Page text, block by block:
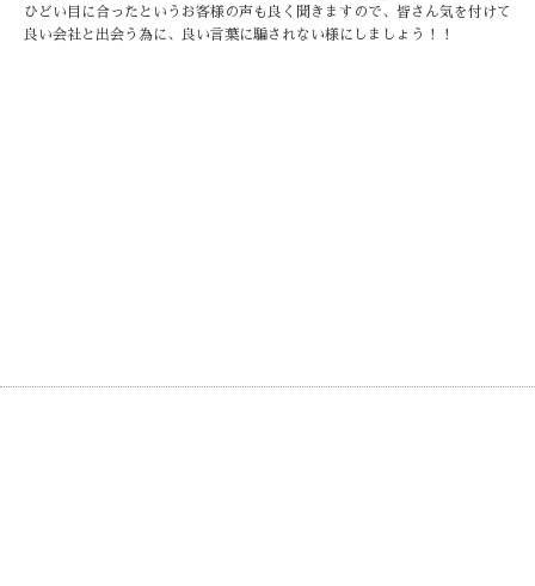
ひどい目に合ったというお客様の声も良く聞きますので、皆さん気を付けて
良い会社と出会う為に、良い言葉に騙されない様にしましょう！！